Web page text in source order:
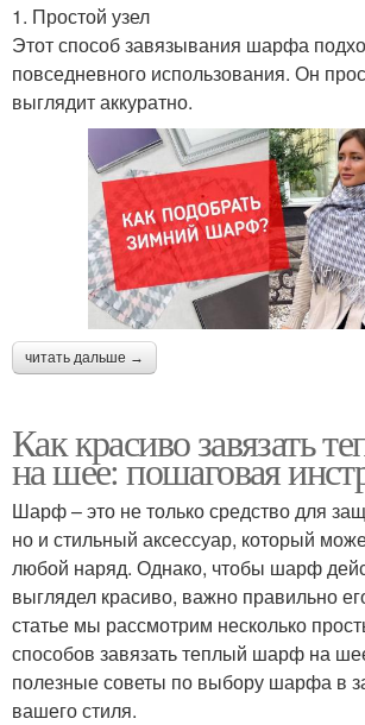
1. Простой узел
Этот способ завязывания шарфа
повседневного использования. Он
выглядит аккуратно.
читать дальше →
Как красиво завязать
на шее: пошаговая
Шарф – это не только средство для
но и стильный аксессуар, который
любой наряд. Однако, чтобы шарф
выглядел красиво, важно правильно
статье мы рассмотрим несколько
способов завязать теплый шарф на
полезные советы по выбору шарфа в
вашего стиля.